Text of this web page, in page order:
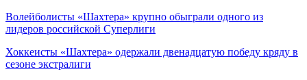
Волейболисты «Шахтера» крупно обыграли одного из
лидеров российской Суперлиги
Хоккеисты «Шахтера» одержали двенадцатую победу кряду в
сезоне экстралиги